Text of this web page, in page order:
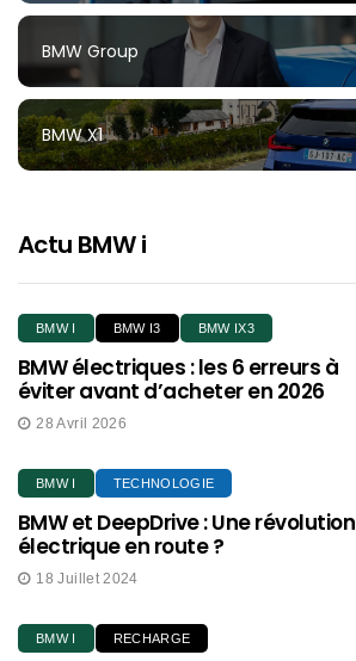
BMW Group
BMW X1
Actu BMW i
BMW I BMW I3 BMW IX3
BMW électriques : les 6 erreurs à
éviter avant d’acheter en 2026
28 Avril 2026
BMW I TECHNOLOGIE
BMW et DeepDrive : Une révolution
électrique en route ?
18 Juillet 2024
BMW I RECHARGE